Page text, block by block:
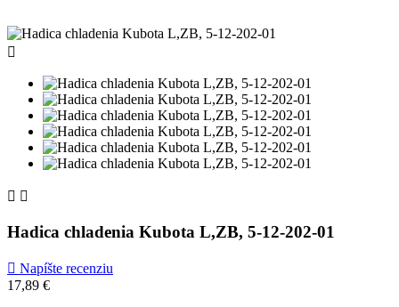

 
Hadica chladenia Kubota L,ZB, 5-12-202-01
 Napíšte recenziu
17,89 €